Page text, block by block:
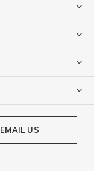
EMAIL US